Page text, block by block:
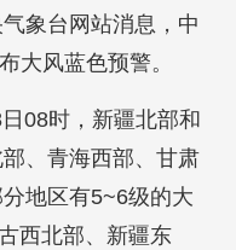
象台网站消息，中
大风蓝色预警。
08时，新疆北部和
、青海西部、甘肃
地区有5~6级的大
西北部、新疆东